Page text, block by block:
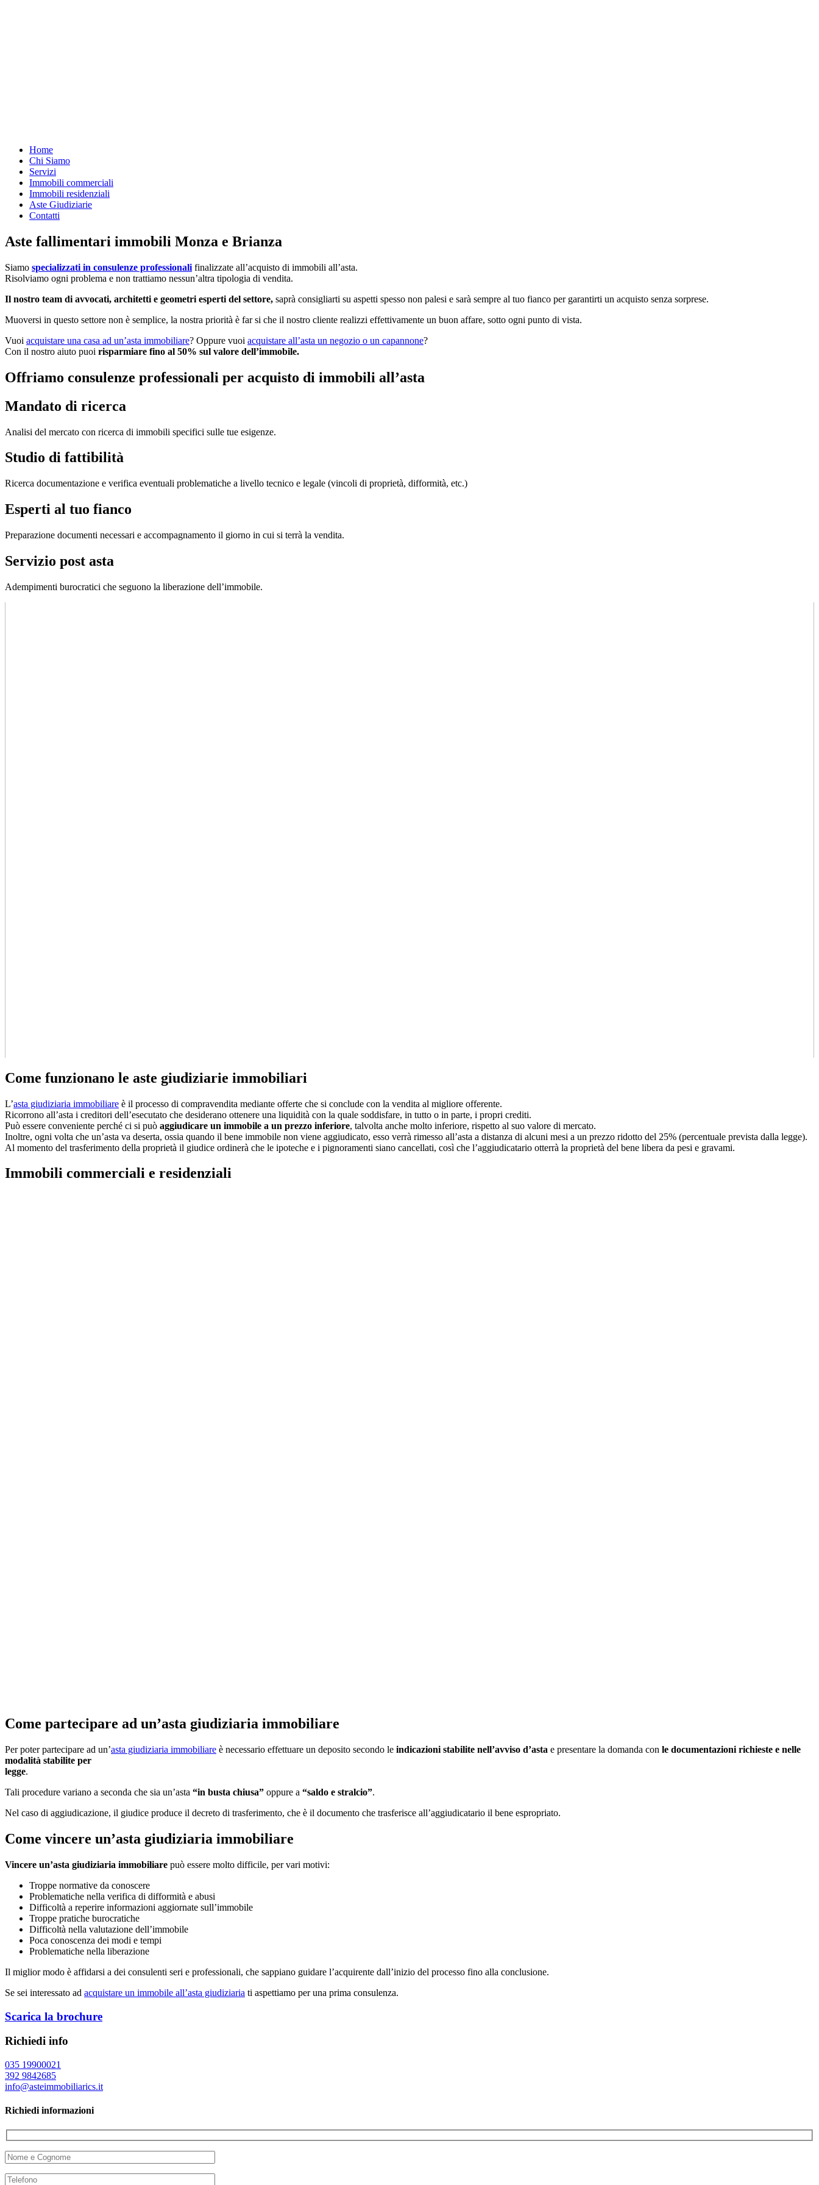
Home
Chi Siamo
Servizi
Immobili commerciali
Immobili residenziali
Aste Giudiziarie
Contatti
Aste fallimentari immobili Monza e Brianza
Siamo specializzati in consulenze professionali finalizzate all’acquisto di immobili all’asta.
Risolviamo ogni problema e non trattiamo nessun’altra tipologia di vendita.
Il nostro team di avvocati, architetti e geometri esperti del settore, saprà consigliarti su aspetti spesso non palesi e sarà sempre al tuo fianco per garantirti un acquisto senza sorprese.
Muoversi in questo settore non è semplice, la nostra priorità è far si che il nostro cliente realizzi effettivamente un buon affare, sotto ogni punto di vista.
Vuoi acquistare una casa ad un’asta immobiliare? Oppure vuoi acquistare all’asta un negozio o un capannone?
Con il nostro aiuto puoi risparmiare fino al 50% sul valore dell’immobile.
Offriamo consulenze professionali per acquisto di immobili all’asta
Mandato di ricerca
Analisi del mercato con ricerca di immobili specifici sulle tue esigenze.
Studio di fattibilità
Ricerca documentazione e verifica eventuali problematiche a livello tecnico e legale (vincoli di proprietà, difformità, etc.)
Esperti al tuo fianco
Preparazione documenti necessari e accompagnamento il giorno in cui si terrà la vendita.
Servizio post asta
Adempimenti burocratici che seguono la liberazione dell’immobile.
Come funzionano le aste giudiziarie immobiliari
L’asta giudiziaria immobiliare è il processo di compravendita mediante offerte che si conclude con la vendita al migliore offerente.
Ricorrono all’asta i creditori dell’esecutato che desiderano ottenere una liquidità con la quale soddisfare, in tutto o in parte, i propri crediti.
Può essere conveniente perché ci si può aggiudicare un immobile a un prezzo inferiore, talvolta anche molto inferiore, rispetto al suo valore di mercato.
Inoltre, ogni volta che un’asta va deserta, ossia quando il bene immobile non viene aggiudicato, esso verrà rimesso all’asta a distanza di alcuni mesi a un prezzo ridotto del 25% (percentuale prevista dalla legge).
Al momento del trasferimento della proprietà il giudice ordinerà che le ipoteche e i pignoramenti siano cancellati, così che l’aggiudicatario otterrà la proprietà del bene libera da pesi e gravami.
Immobili commerciali e residenziali
Come partecipare ad un’asta giudiziaria immobiliare
Per poter partecipare ad un’asta giudiziaria immobiliare è necessario effettuare un deposito secondo le indicazioni stabilite nell’avviso d’asta e presentare la domanda con le documentazioni richieste e nelle
modalità stabilite per
legge.
Tali procedure variano a seconda che sia un’asta “in busta chiusa” oppure a “saldo e stralcio”.
Nel caso di aggiudicazione, il giudice produce il decreto di trasferimento, che è il documento che trasferisce all’aggiudicatario il bene espropriato.
Come vincere un’asta giudiziaria immobiliare
Vincere un’asta giudiziaria immobiliare può essere molto difficile, per vari motivi:
Troppe normative da conoscere
Problematiche nella verifica di difformità e abusi
Difficoltà a reperire informazioni aggiornate sull’immobile
Troppe pratiche burocratiche
Difficoltà nella valutazione dell’immobile
Poca conoscenza dei modi e tempi
Problematiche nella liberazione
Il miglior modo è affidarsi a dei consulenti seri e professionali, che sappiano guidare l’acquirente dall’inizio del processo fino alla conclusione.
Se sei interessato ad acquistare un immobile all’asta giudiziaria ti aspettiamo per una prima consulenza.
Scarica la brochure
Richiedi info
035 19900021
392 9842685
info@asteimmobiliarics.it
Richiedi informazioni